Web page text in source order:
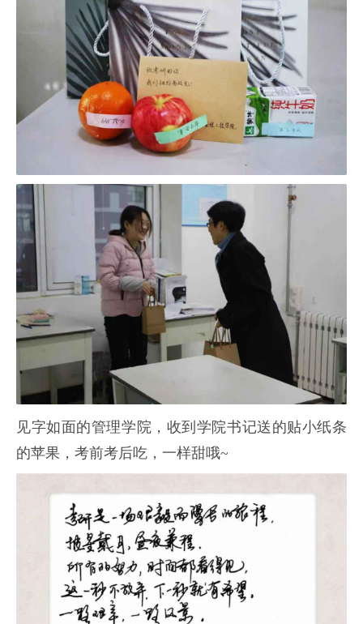
见字如面的管理学院，收到学院书记送的贴小纸条
的苹果，考前考后吃，一样甜哦~